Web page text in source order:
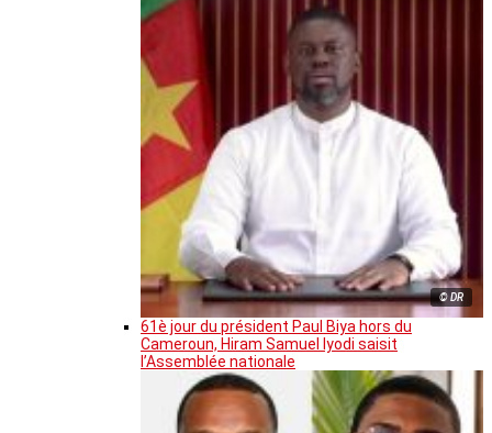
© DR
61è jour du président Paul Biya hors du
Cameroun, Hiram Samuel Iyodi saisit
l’Assemblée nationale